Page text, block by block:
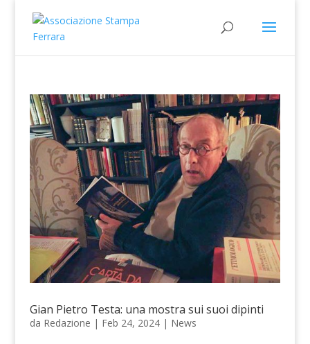
Gian Pietro Testa: una mostra sui suoi dipinti
da Redazione | Feb 24, 2024| News